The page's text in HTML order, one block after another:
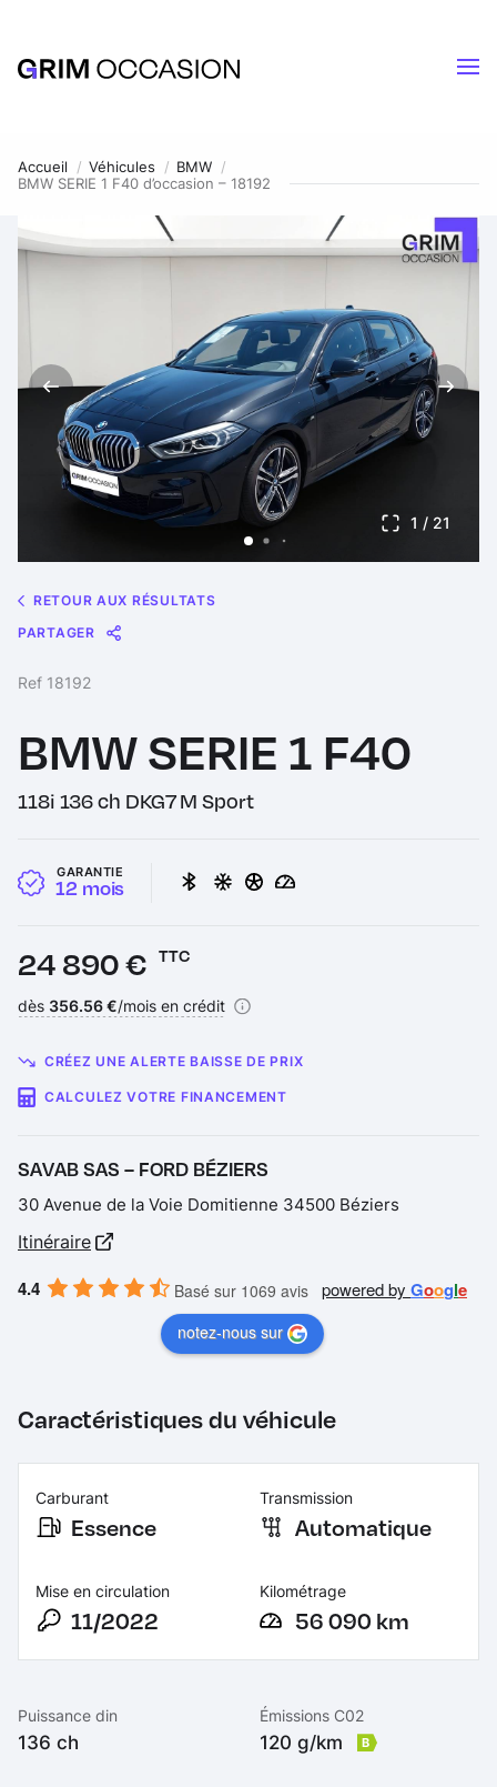
Accueil Véhicules
BMW
BMW SERIE 1 F40 d’occasion – 18192
1 / 21
RETOUR AUX RÉSULTATS
PARTAGER
Message
Link
Ref 18192
BMW SERIE 1 F40
118i 136 ch DKG7 M Sport
GARANTIE
12 mois
Prix :
24 890 € TTC
Financement :
dès 356.56 €/mois en crédit
CRÉEZ UNE ALERTE BAISSE DE PRIX
CALCULEZ VOTRE FINANCEMENT
SAVAB SAS – FORD BÉZIERS
30 Avenue de la Voie Domitienne 34500 Béziers
Itinéraire
4.4 Basé sur 1069 avis powered by Google
notez-nous sur
Caractéristiques du véhicule
Carburant
Essence
Transmission
Automatique
Mise en circulation
11/2022
Kilométrage
56 090 km
Puissance din
136 ch
Émissions C02
120 g/km B